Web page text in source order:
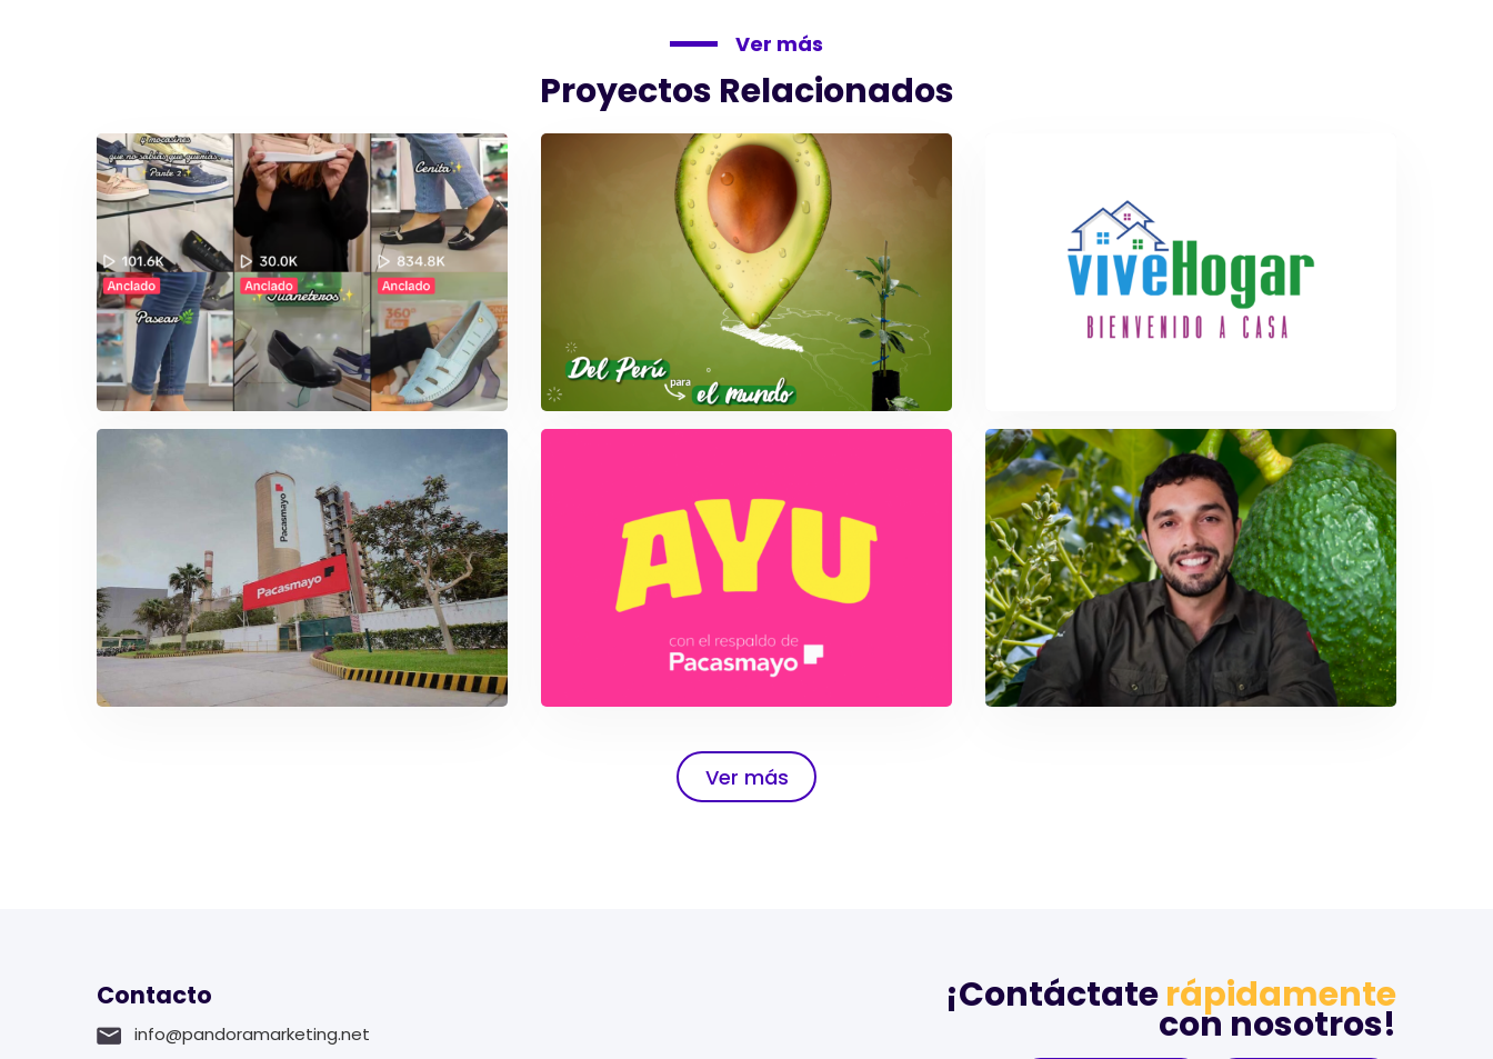
Ver más
Proyectos Relacionados
Manejo de redes: Vercheli
VIÑEDOS
Manejo de Redes Sociales: VIVE HOGAR
Ver más
Contacto
info@pandoramarketing.net
¡Contáctaterápidamente
con nosotros!